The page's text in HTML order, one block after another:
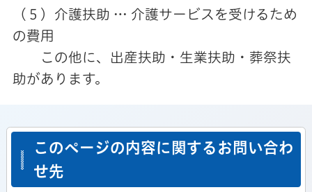
（５）介護扶助 … 介護サービスを受けるため
の費用
この他に、出産扶助・生業扶助・葬祭扶
助があります。
このページの内容に関するお問い合わ
せ先